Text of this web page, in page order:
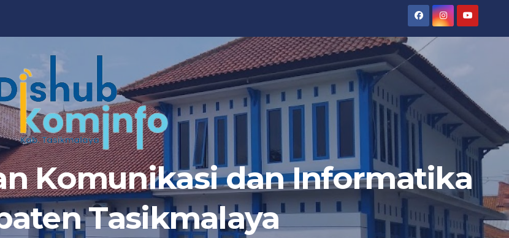
Komunikasi dan Informatika
Tasikmalaya